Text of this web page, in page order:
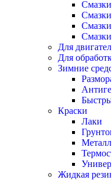
Для
Для
Зимние
Краски
Лаки
Жидкая